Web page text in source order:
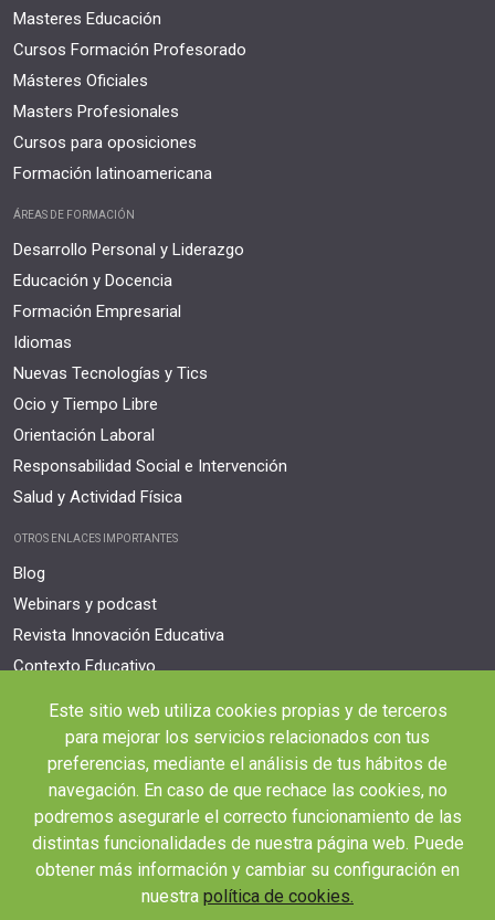
Masteres Educación
Cursos Formación Profesorado
Másteres Oficiales
Masters Profesionales
Cursos para oposiciones
Formación latinoamericana
ÁREAS DE FORMACIÓN
Desarrollo Personal y Liderazgo
Educación y Docencia
Formación Empresarial
Idiomas
Nuevas Tecnologías y Tics
Ocio y Tiempo Libre
Orientación Laboral
Responsabilidad Social e Intervención
Salud y Actividad Física
OTROS ENLACES IMPORTANTES
Blog
Webinars y podcast
Revista Innovación Educativa
Contexto Educativo
Desistir contrato aquí
Tienes 14 días desde tu matriculación para cancelar sin coste y recibir el
reembolso completo.
Este sitio web utiliza cookies propias y de terceros
para mejorar los servicios relacionados con tus
preferencias, mediante el análisis de tus hábitos de
navegación. En caso de que rechace las cookies, no
podremos asegurarle el correcto funcionamiento de las
distintas funcionalidades de nuestra página web. Puede
obtener más información y cambiar su configuración en
nuestra política de cookies.